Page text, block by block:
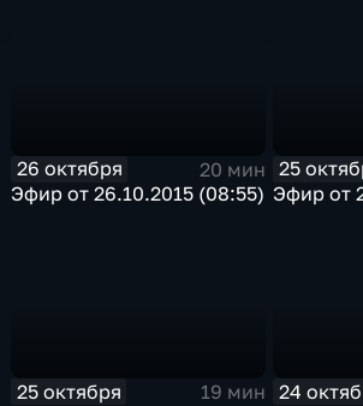
26 октября
20 мин
Эфир от 26.10.2015 (08:55)
25
Эфир от
25 октября
19 мин
24